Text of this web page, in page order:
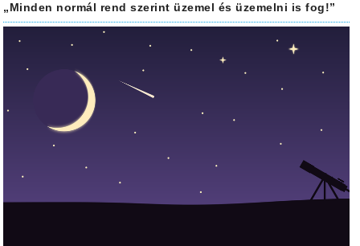
„Minden normál rend szerint üzemel és üzemelni is fog!”